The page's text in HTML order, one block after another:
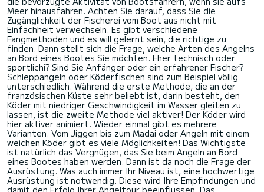
Meer hinausfahren. Achten Sie darauf, dass Sie die
Zugänglichkeit der Fischerei vom Boot aus nicht mit
Einfachheit verwechseln. Es gibt verschiedene
Fangmethoden und es will gelernt sein, die richtige zu
finden. Dann stellt sich die Frage, welche Arten des Angelns
an Bord eines Bootes Sie möchten. Eher technisch oder
sportlichi? Sind Sie Anfänger oder ein erfahrener Fischer?
Schleppangeln oder Köderfischen sind zum Beispiel völlig
unterschiedlich. Während die erste Methode, die an der
französischen Küste sehr beliebt ist, darin besteht, den
Köder mit niedriger Geschwindigkeit im Wasser gleiten zu
lassen, ist die zweite Methode viel aktiver! Der Köder wird
hier aktiver animiert. Wieder einmal gibt es mehrere
Varianten. Vom Jiggen bis zum Madai oder Angeln mit einem
weichen Köder gibt es viele Möglichkeiten! Das Wichtigste
ist natürlich das Vergnügen, das Sie beim Angeln an Bord
eines Bootes haben werden. Dann ist da noch die Frage der
Ausrüstung. Was auch immer Ihr Niveau ist, eine hochwertige
Ausrüstung ist notwendig. Diese wird Ihre Empfindungen und
damit den Erfolg Ihrer Angeltour beeinflussen. Das